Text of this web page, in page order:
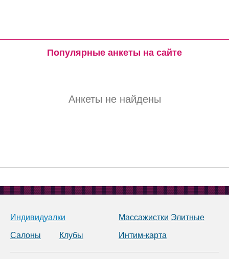
Популярные анкеты на сайте
Анкеты не найдены
Индивидуалки
Салоны Клубы
Массажистки Элитные
Интим-карта